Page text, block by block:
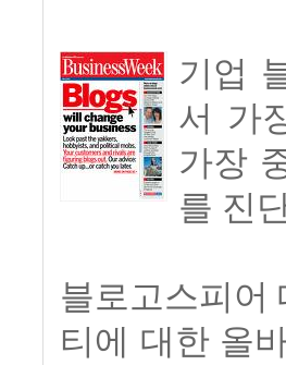
기업
서 가
가장
를 진
블로고스피어
티에 대한 올